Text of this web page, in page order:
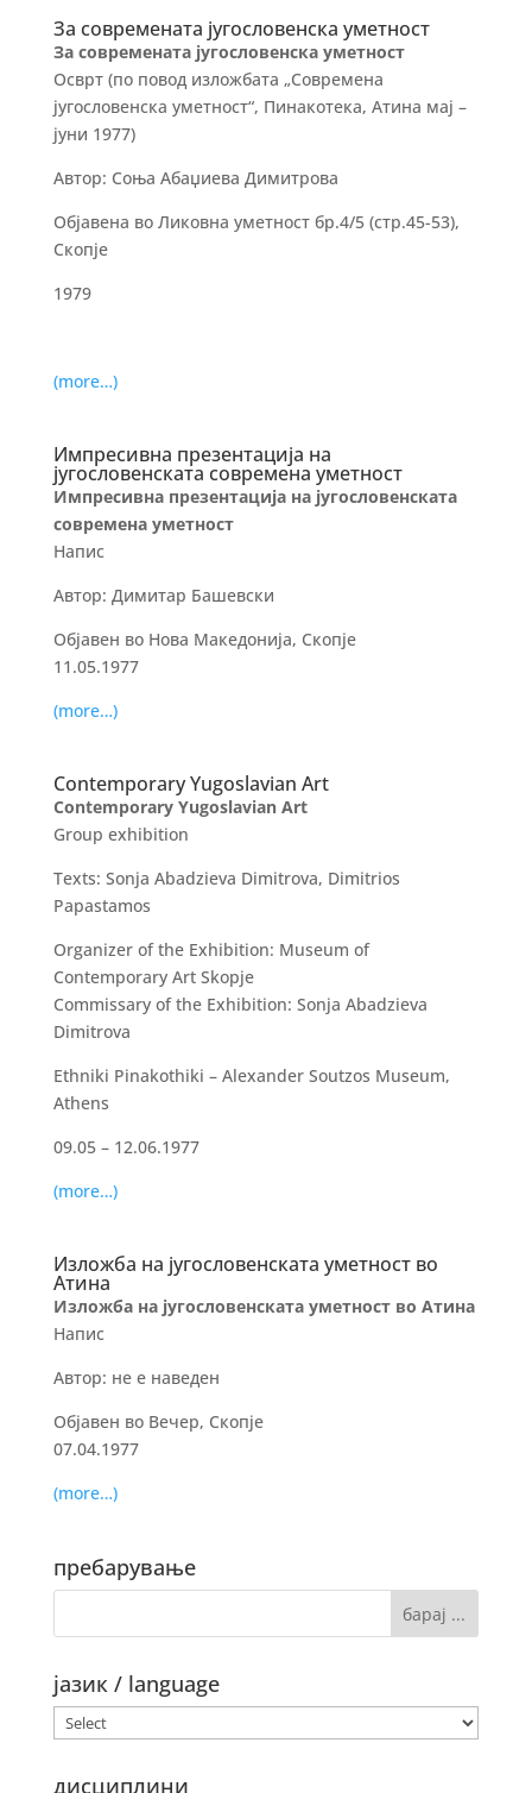
За современата југословенска уметност
За современата југословенска уметност
Осврт (по повод изложбата „Современа
југословенска уметност“, Пинакотека, Атина мај –
јуни 1977)
Автор: Соња Абаџиева Димитрова
Објавена во Ликовна уметност бр.4/5 (стр.45-53),
Скопје
1979
(more…)
Импресивна презентација на
југословенската современа уметност
Импресивна презентација на југословенската
современа уметност
Напис
Автор: Димитар Башевски
Објавен во Нова Македонија, Скопје
11.05.1977
(more…)
Contemporary Yugoslavian Art
Contemporary Yugoslavian Art
Group exhibition
Texts: Sonja Abadzieva Dimitrova, Dimitrios
Papastamos
Organizer of the Exhibition: Museum of
Contemporary Art Skopje
Commissary of the Exhibition: Sonja Abadzieva
Dimitrova
Ethniki Pinakothiki – Alexander Soutzos Museum,
Athens
09.05 – 12.06.1977
(more…)
Изложба на југословенската уметност во
Атина
Изложба на југословенската уметност во Атина
Напис
Автор: не е наведен
Објавен во Вечер, Скопје
07.04.1977
(more…)
пребарување
јазик / language
дисциплини